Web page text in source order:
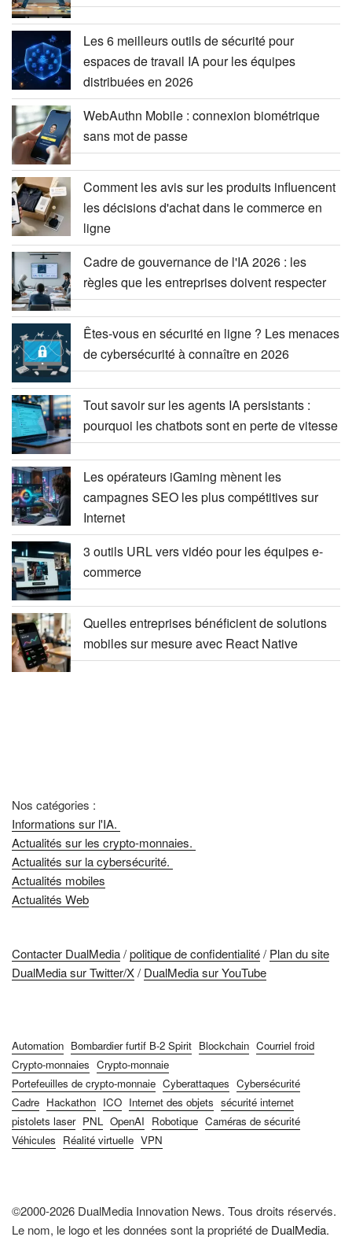
Les 6 meilleurs outils de sécurité pour
espaces de travail IA pour les équipes
distribuées en 2026
WebAuthn Mobile : connexion biométrique
sans mot de passe
Comment les avis sur les produits influencent
les décisions d'achat dans le commerce en
ligne
Cadre de gouvernance de l'IA 2026 : les
règles que les entreprises doivent respecter
Êtes-vous en sécurité en ligne ? Les menaces
de cybersécurité à connaître en 2026
Tout savoir sur les agents IA persistants :
pourquoi les chatbots sont en perte de vitesse
Les opérateurs iGaming mènent les
campagnes SEO les plus compétitives sur
Internet
3 outils URL vers vidéo pour les équipes e-
commerce
Quelles entreprises bénéficient de solutions
mobiles sur mesure avec React Native
Nos catégories :
Informations sur l'IA.
Actualités sur les crypto-monnaies.
Actualités sur la cybersécurité.
Actualités mobiles
Actualités Web
Contacter DualMedia/politique de confidentialité/ Plan du site
DualMedia sur Twitter/X/ DualMedia sur YouTube
Automation Bombardier furtif B-2 Spirit Blockchain Courriel froid
Crypto-monnaies Crypto-monnaie
Portefeuilles de crypto-monnaie Cyberattaques Cybersécurité
Cadre Hackathon ICO Internet des objets sécurité internet
pistolets laser PNL OpenAI Robotique Caméras de sécurité
Véhicules Réalité virtuelle VPN
©2000-2026 DualMedia Innovation News. Tous droits réservés.
Le nom, le logo et les données sont la propriété de DualMedia.